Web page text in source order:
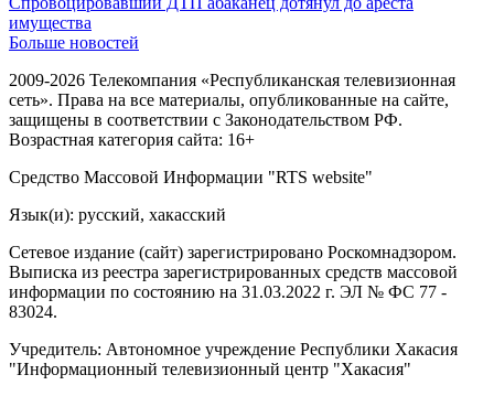
имущества
Больше новостей
2009-2026 Телекомпания «Республиканская телевизионная
сеть». Права на все материалы, опубликованные на сайте,
защищены в соответствии с Законодательством РФ.
Возрастная категория сайта: 16+
Средство Массовой Информации "RTS website"
Язык(и): русский, хакасский
Сетевое издание (сайт) зарегистрировано Роскомнадзором.
Выписка из реестра зарегистрированных средств массовой
информации по состоянию на 31.03.2022 г. ЭЛ № ФС 77 -
83024.
Учредитель: Автономное учреждение Республики Хакасия
"Информационный телевизионный центр "Хакасия"